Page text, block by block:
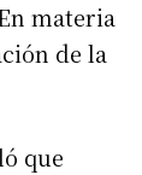
materia
de la
que